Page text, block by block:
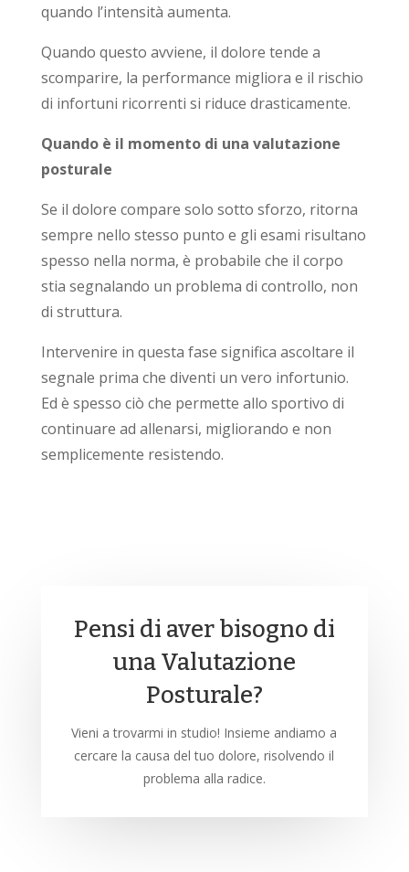
quando l’intensità aumenta.
Quando questo avviene, il dolore tende a
scomparire, la performance migliora e il rischio
di infortuni ricorrenti si riduce drasticamente.
Quando è il momento di una valutazione
posturale
Se il dolore compare solo sotto sforzo, ritorna
sempre nello stesso punto e gli esami risultano
spesso nella norma, è probabile che il corpo
stia segnalando un problema di controllo, non
di struttura.
Intervenire in questa fase significa ascoltare il
segnale prima che diventi un vero infortunio.
Ed è spesso ciò che permette allo sportivo di
continuare ad allenarsi, migliorando e non
semplicemente resistendo.
Pensi di aver bisogno di
una Valutazione
Posturale?
Vieni a trovarmi in studio! Insieme andiamo a
cercare la causa del tuo dolore, risolvendo il
problema alla radice.